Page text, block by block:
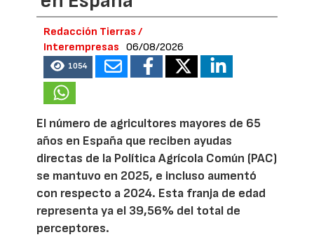
Redacción Tierras /
Interempresas
06/08/2026
1054
El número de agricultores mayores de 65
años en España que reciben ayudas
directas de la Política Agrícola Común (PAC)
se mantuvo en 2025, e incluso aumentó
con respecto a 2024. Esta franja de edad
representa ya el 39,56% del total de
perceptores.